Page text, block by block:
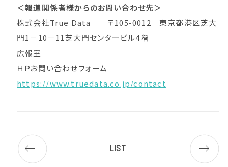
＜報道関係者様からのお問い合わせ先＞
株式会社True Data 〒105-0012 東京都港区芝大
門1－10－11芝大門センタービル4階
広報室
ＨＰお問い合わせフォーム
https://www.truedata.co.jp/contact
LIST